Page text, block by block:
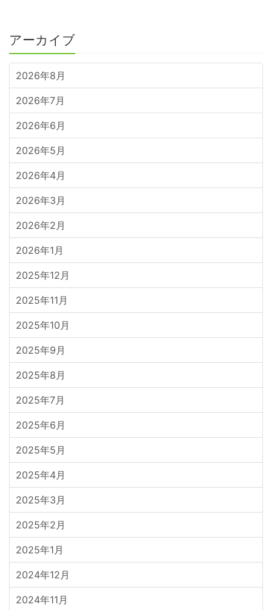
アーカイブ
2026年8月
2026年7月
2026年6月
2026年5月
2026年4月
2026年3月
2026年2月
2026年1月
2025年12月
2025年11月
2025年10月
2025年9月
2025年8月
2025年7月
2025年6月
2025年5月
2025年4月
2025年3月
2025年2月
2025年1月
2024年12月
2024年11月